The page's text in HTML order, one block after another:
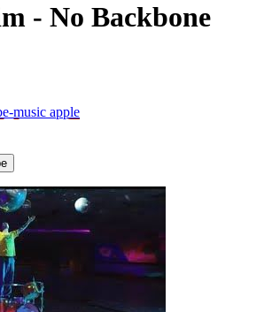
- No Backbone
music apple